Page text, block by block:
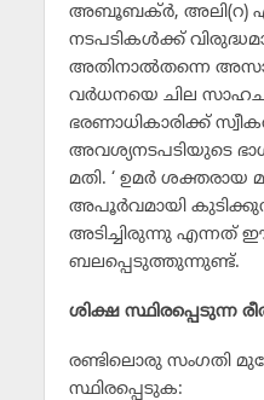
അബൂബക്ര്‍, അലി(റ)
നടപടികള്‍ക്ക്
അതിനാല്‍തന്നെ
വര്‍ധനയെ ചില
ഭരണാധികാരിക്ക്
അവശ്യനടപടിയുടെ
മതി. ‘ ഉമര്‍ ശക്തരായ
അപൂര്‍വമായി
അടിച്ചിരുന്നു എന്നത് ഈ
ബലപ്പെടുത്തുന്നുണ്ട്.
ശിക്ഷ സ്ഥിരപ്പെടുന്ന
രണ്ടിലൊരു സംഗതി
സ്ഥിരപ്പെടുക: